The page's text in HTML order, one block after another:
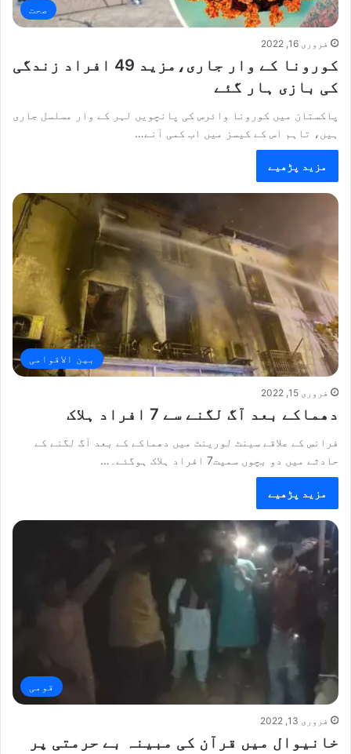
صحت
فروری 16, 2022
کورونا کے وار جاری،مزید 49 افراد زندگی
کی بازی ہار گئے
پاکستان میں کورونا وائرس کی پانچویں لہر کے وار مسلسل جاری
ہیں، تاہم اس کے کیسز میں اب کمی آنے…
مزید پڑھیے
بین الاقوامی
فروری 15, 2022
دھماکے بعد آگ لگنے سے 7 افراد ہلاک
فرانس کے علاقے سینٹ لورینٹ میں دھماکے کے بعد آگ لگنے کے
حادثے میں دو بچوں سمیت7 افراد ہلاک ہوگئے۔…
مزید پڑھیے
قومی
فروری 13, 2022
خانیوال میں قرآن کی مبینہ بے حرمتی پر